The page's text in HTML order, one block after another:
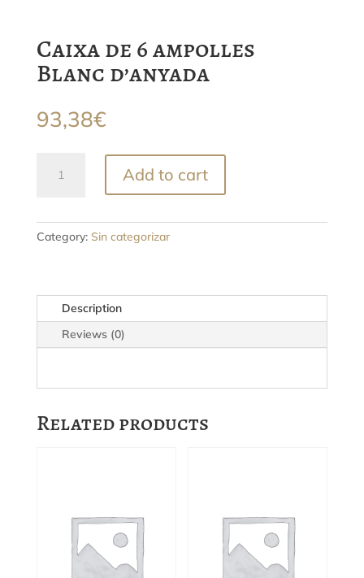
Caixa de 6 ampolles
Blanc d’anyada
93,38€
Blanc
Add to cart
Category: Sin categorizar
Description
Reviews (0)
Related products